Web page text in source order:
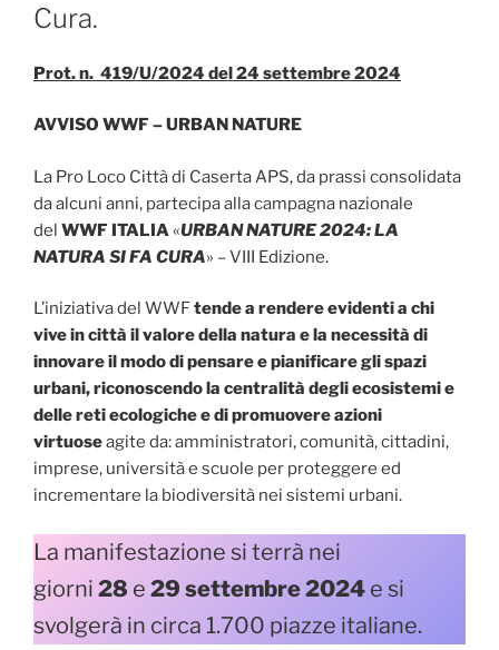
Cura.
Prot. n. 419/U/2024 del 24 settembre 2024
AVVISO WWF – URBAN NATURE
La Pro Loco Città di Caserta APS, da prassi consolidata
da alcuni anni, partecipa alla campagna nazionale
del WWF ITALIA«URBAN NATURE 2024: LA
NATURA SI FA CURA» – VIII Edizione.
L’iniziativa del WWFtende a rendere evidenti a chi
vive in città il valore della natura e la necessità di
innovare il modo di pensare e pianificare gli spazi
urbani, riconoscendo la centralità degli ecosistemi e
delle reti ecologiche e di promuovere azioni
virtuoseagite da: amministratori, comunità, cittadini,
imprese, università e scuole per proteggere ed
incrementare la biodiversità nei sistemi urbani.
La manifestazione si terrà nei
giorni 28 e 29 settembre 2024 e si
svolgerà in circa 1.700 piazze italiane.